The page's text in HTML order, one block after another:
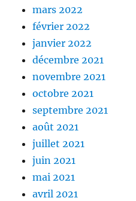
mars 2022
février 2022
janvier 2022
décembre 2021
novembre 2021
octobre 2021
septembre 2021
août 2021
juillet 2021
juin 2021
mai 2021
avril 2021